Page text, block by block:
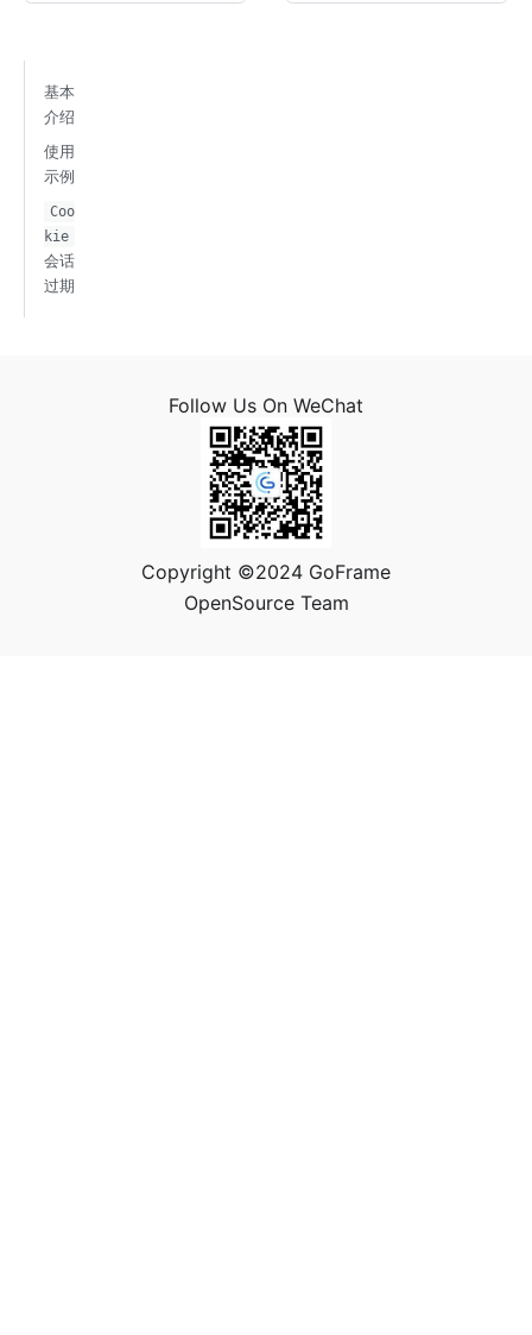
基本
介绍
使用
示例
Coo
kie
会话
过期
Follow Us On WeChat
Copyright ©2024 GoFrame
OpenSource Team